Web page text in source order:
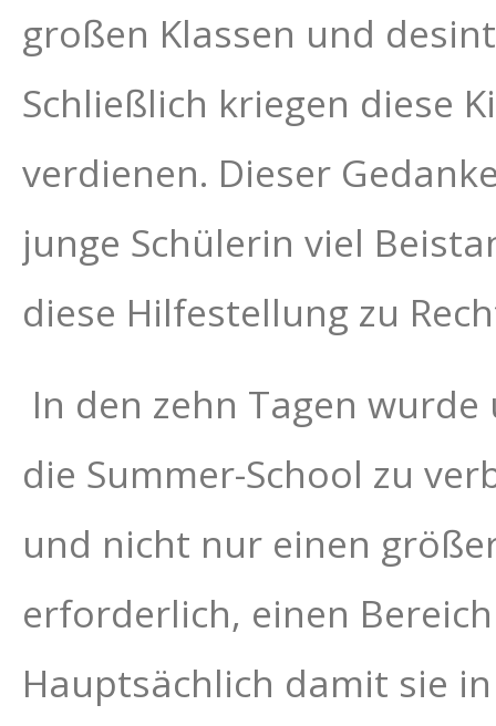
großen Klassen und
Schließlich kriegen diese
verdienen. Dieser
junge Schülerin viel
diese Hilfestellung zu
In den zehn Tagen
die Summer-School zu
und nicht nur einen
erforderlich, einen
Hauptsächlich damit sie